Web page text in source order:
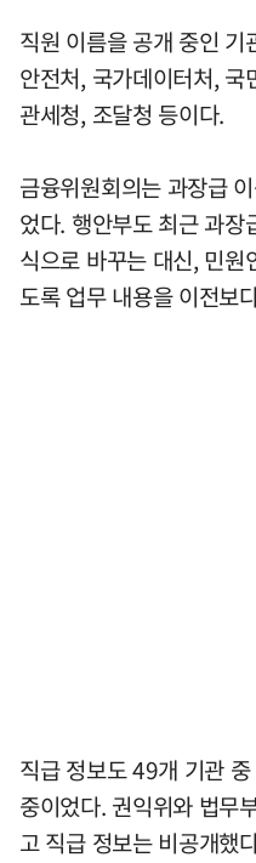
직원 이름을 공개 중인
안전처, 국가데이터처,
관세청, 조달청 등이다.
금융위원회의는 과장급
었다. 행안부도 최근 과
식으로 바꾸는 대신, 민원
도록 업무 내용을 이전보
직급 정보도 49개 기관
중이었다. 권익위와 법무
고 직급 정보는 비공개했